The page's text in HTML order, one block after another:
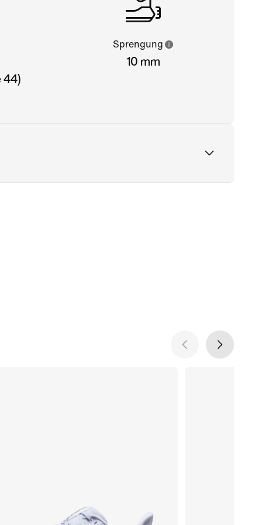
44)
Sprengung
10 mm